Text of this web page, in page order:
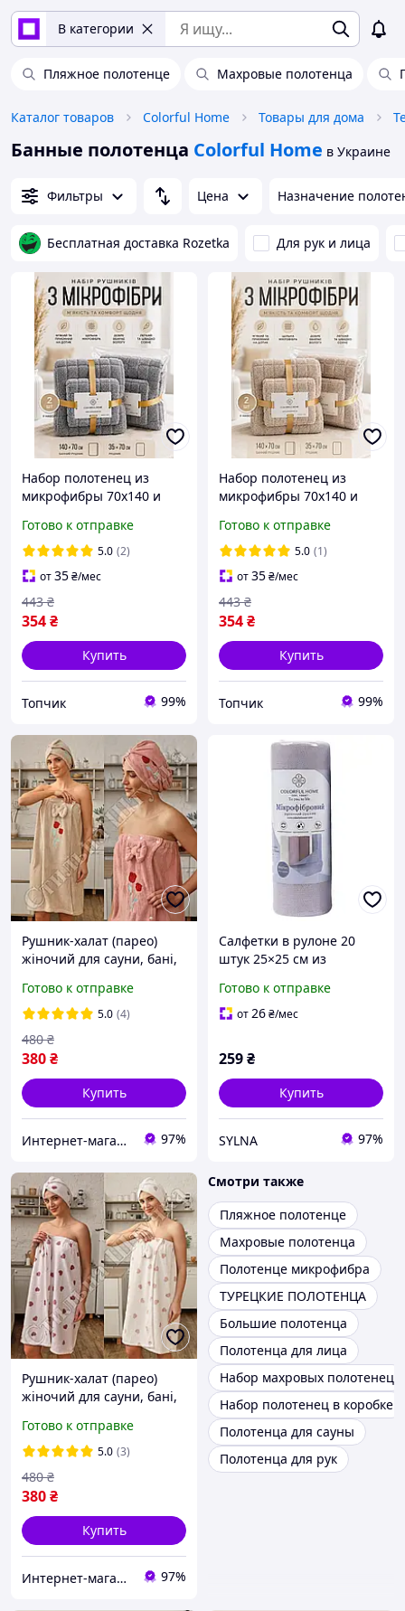
В категории
Пляжное полотенце Махровые полотенца
Каталог товаров Colorful Home Товары для дома
Банные полотенца Colorful Home в Украине
Фильтры Цена Назначение
Бесплатная доставка Rozetka Для рук и лица
Набор полотенец из
микрофибры 70х140 и
лица водопоглощающие
полотенца для дома
серый
Готово к отправке
5.0 (2)
от35₴/мес
354₴
443 ₴
Купить
Топчик 99%
Набор полотенец из
микрофибры 70х140 и
лица водопоглощающие
полотенца для дома
светло-коричневый
Готово к отправке
5.0 (1)
от35₴/мес
354₴
443 ₴
Купить
Топчик 99%
Рушник-халат (парео)
жіночий для сауни, бані,
душу, відправка во
Україні
Готово к отправке
5.0 (4)
380₴
480 ₴
Купить
Интернет-магазин "Стильная Штучка" 97%
Салфетки в рулоне 20
штук 25×25 см из
Colorful Home 515-5-60V
Готово к отправке
от26₴/мес
259₴
Купить
SYLNA 97%
Рушник-халат (парео)
жіночий для сауни, бані,
душу, відправка во
Україні
Готово к отправке
5.0 (3)
380₴
480 ₴
Купить
Интернет-магазин "Стильная Штучка" 97%
Смотри также
Пляжное полотенце
Махровые полотенца
Полотенце микрофибра
ТУРЕЦКИЕ ПОЛОТЕНЦА
Большие полотенца
Полотенца для лица
Набор махровых полотенец
Набор полотенец в коробке
Полотенца для сауны
Полотенца для рук